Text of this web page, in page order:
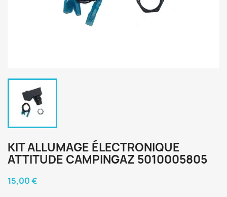
KIT ALLUMAGE ÉLECTRONIQUE
ATTITUDE CAMPINGAZ 5010005805
15,00 €